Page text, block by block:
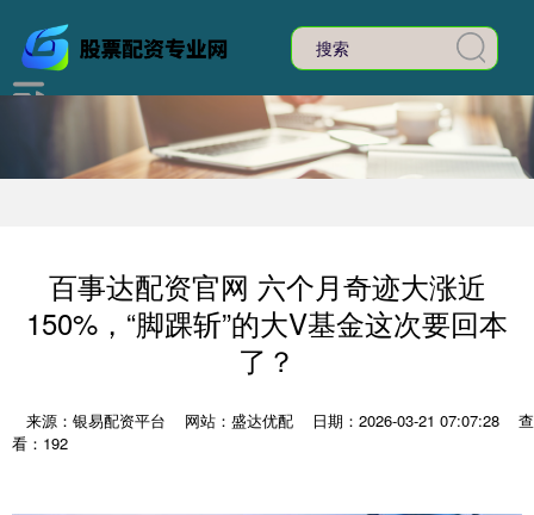
百事达配资官网 六个月奇迹大涨近
150%，“脚踝斩”的大V基金这次要回本
了？
来源：银易配资平台 网站：盛达优配 日期：2026-03-21 07:07:28
查
看：192